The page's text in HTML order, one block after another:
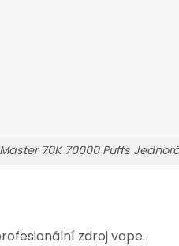
70K 70000 Puffs
zdroj vape.